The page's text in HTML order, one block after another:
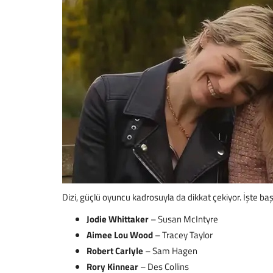
Dizi, güçlü oyuncu kadrosuyla da dikkat çekiyor. İşte
Jodie Whittaker– Susan McIntyre
Aimee Lou Wood– Tracey Taylor
Robert Carlyle – Sam Hagen
Rory Kinnear– Des Collins
Disney Plus Televizyona Nasıl
Basit Yöntem
May 11, 2025 0
Disney Plus’ı televizyona yüklemenin en basit ve
keşfedin! Akıllı...